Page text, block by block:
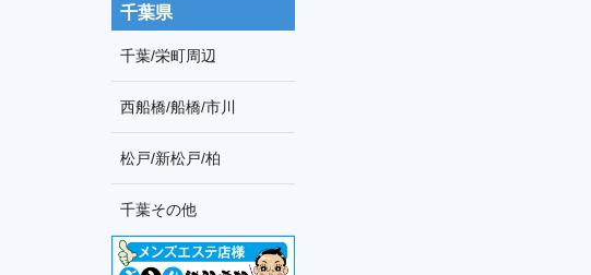
千葉県
千葉/栄町周辺
西船橋/船橋/市川
松戸/新松戸/柏
千葉その他